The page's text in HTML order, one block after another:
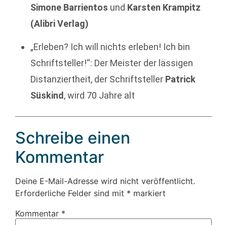
Simone Barrientos und Karsten Krampitz
(Alibri Verlag)
„Erleben? Ich will nichts erleben! Ich bin
Schriftsteller!“: Der Meister der lässigen
Distanziertheit, der Schriftsteller Patrick
Süskind , wird 70 Jahre alt
Schreibe einen
Kommentar
Deine E-Mail-Adresse wird nicht veröffentlicht.
Erforderliche Felder sind mit * markiert
Kommentar *